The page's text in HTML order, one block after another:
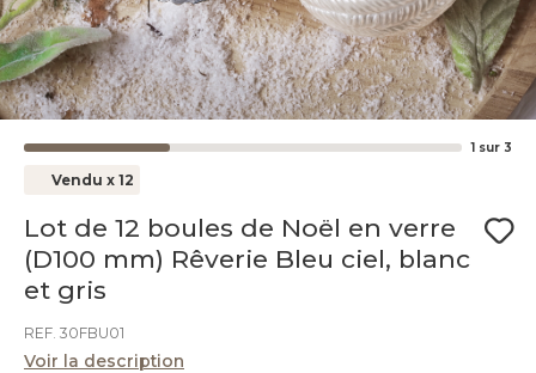
1 sur 3
Vendu x 12
Lot de 12 boules de Noël en verre
(D100 mm) Rêverie Bleu ciel, blanc
et gris
REF. 30FBU01
Voir la description